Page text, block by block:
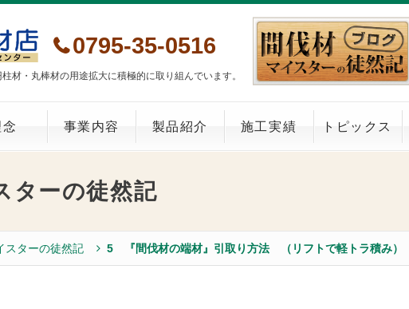
材・丸棒材の用途拡大に積極的に取り組んでいます。
0795-35-0516
事業内容 製品紹介 施工実績 トピックス
ターの徒然記
スターの徒然記 5 『間伐材の端材』引取り方法 （リフトで軽トラ積み）